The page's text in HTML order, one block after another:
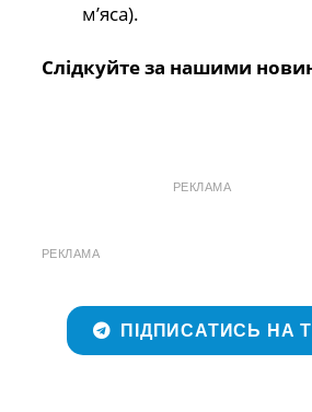
м’яса).
Слідкуйте за нашими
РЕКЛАМА
РЕКЛАМА
ПІДПИСАТИСЬ НА